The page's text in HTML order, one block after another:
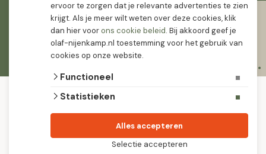
12:00
algemene voorwaarden
leveranciers die leveren met keurmerk.
ervoor te zorgen dat je relevante advertenties te zien
krijgt. Als je meer wilt weten over deze cookies, klik
dan hier voorons cookie beleid. Bij akkoord geef je
olaf-nijenkamp.nl toestemming voor het gebruik van
cookies op onze website.
Functioneel
Statistieken
Selectie accepteren
Alles accepteren